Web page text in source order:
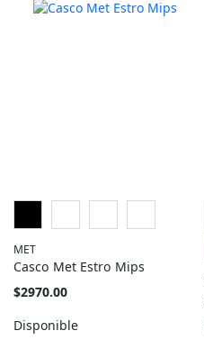
MET
Casco Met Estro Mips
Tan
como
$2970.00
Disponible